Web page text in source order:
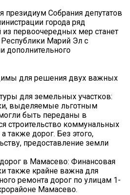
президиум Собрания депутатов
города ряд
первоочередных мер станет
Марий Эл с
дополнительного
для решения двух важных
для земельных участков:
выделяемые льготным
быть переданы в
строительство коммунальных
также дорог. Без этого,
предоставление земли
в Мамасево: Финансовая
также крайне важна для
ремонта дорог по улицам 1-
Мамасево.